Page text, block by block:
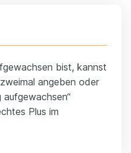
bist, kannst
angeben oder
Plus im